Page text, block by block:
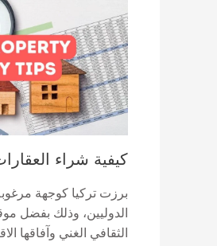
كيفية شراء
برزت تركيا كوجهة
الدوليين، وذلك بفضل
الثقافي الغني وآفاقها